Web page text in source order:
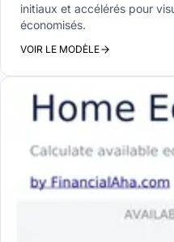
initiaux et accélérés pour
économisés.
VOIR LE MODÈLE